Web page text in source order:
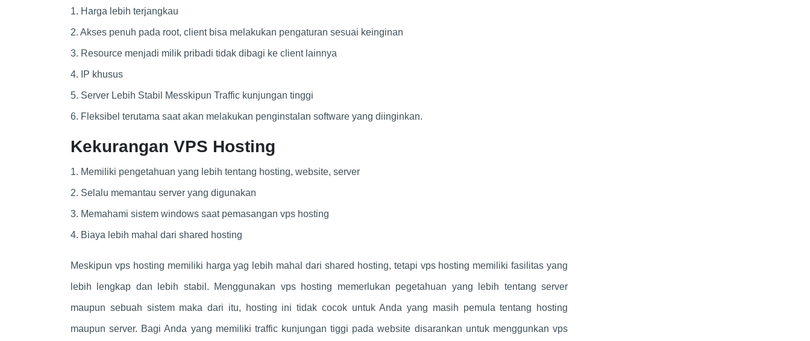
1. Harga lebih terjangkau
2. Akses penuh pada root, client bisa melakukan pengaturan sesuai keinginan
3. Resource menjadi milik pribadi tidak dibagi ke client lainnya
4. IP khusus
5. Server Lebih Stabil Messkipun Traffic kunjungan tinggi
6. Fleksibel terutama saat akan melakukan penginstalan software yang diinginkan.
Kekurangan VPS Hosting
1. Memiliki pengetahuan yang lebih tentang hosting, website, server
2. Selalu memantau server yang digunakan
3. Memahami sistem windows saat pemasangan vps hosting
4. Biaya lebih mahal dari shared hosting
Meskipun vps hosting memiliki harga yag lebih mahal dari shared hosting, tetapi vps hosting memiliki fasilitas yang
lebih lengkap dan lebih stabil. Menggunakan vps hosting memerlukan pegetahuan yang lebih tentang server
maupun sebuah sistem maka dari itu, hosting ini tidak cocok untuk Anda yang masih pemula tentang hosting
maupun server. Bagi Anda yang memiliki traffic kunjungan tiggi pada website disarankan untuk menggunkan vps